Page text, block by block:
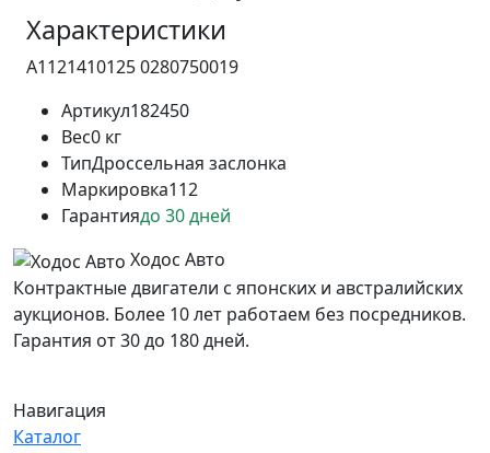
Характеристики
A1121410125 0280750019
Артикул182450
Вес0 кг
ТипДроссельная заслонка
Маркировка112
Гарантиядо 30 дней
Ходос Авто
Контрактные двигатели с японских и австралийских
аукционов. Более 10 лет работаем без посредников.
Гарантия от 30 до 180 дней.
Навигация
Каталог